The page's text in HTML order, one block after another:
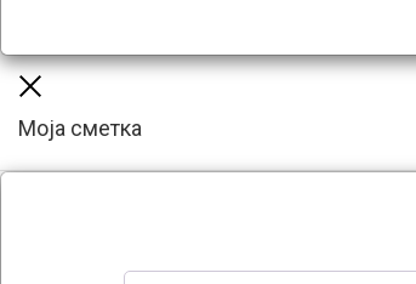
Моја сметка